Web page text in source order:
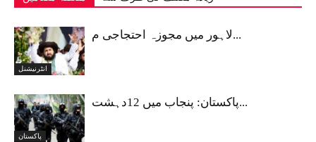
انٹرنیشنل
لاہور میں مجوزہ احتجاجی م...
پاکستان
پاکستان: پنجاب میں 12دہشت...